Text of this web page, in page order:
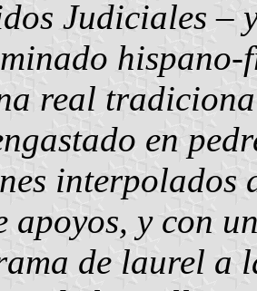
Judiciales –
real
en
interpolados
apoyos, y con
de laurel a